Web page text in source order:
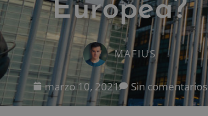
Europea?
MAFIUS
marzo 10, 2021 Sin comentarios